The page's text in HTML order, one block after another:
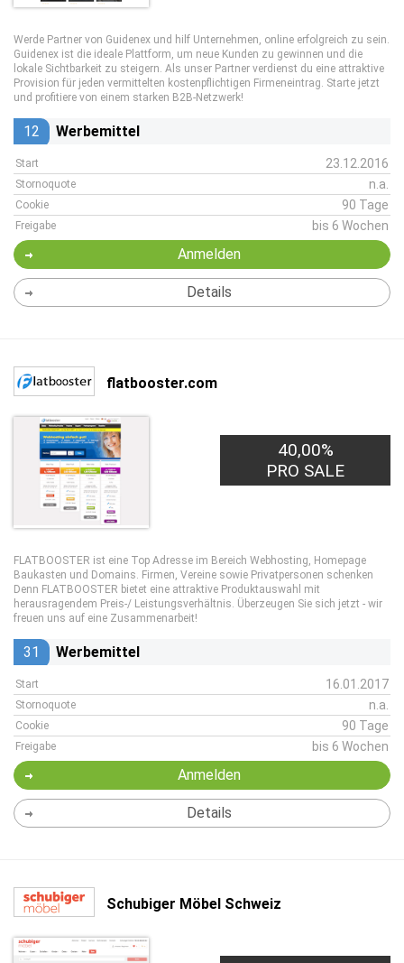
Werde Partner von Guidenex und hilf Unternehmen, online erfolgreich zu sein.
Guidenex ist die ideale Plattform, um neue Kunden zu gewinnen und die
lokale Sichtbarkeit zu steigern. Als unser Partner verdienst du eine attraktive
Provision für jeden vermittelten kostenpflichtigen Firmeneintrag. Starte jetzt
und profitiere von einem starken B2B-Netzwerk!
12 Werbemittel
Start 23.12.2016
Stornoquote n.a.
Cookie 90 Tage
Freigabe bis 6 Wochen
Anmelden
Details
flatbooster.com
40,00%
PRO SALE
FLATBOOSTER ist eine Top Adresse im Bereich Webhosting, Homepage
Baukasten und Domains. Firmen, Vereine sowie Privatpersonen schenken
Denn FLATBOOSTER bietet eine attraktive Produktauswahl mit
herausragendem Preis-/ Leistungsverhältnis. Überzeugen Sie sich jetzt - wir
freuen uns auf eine Zusammenarbeit!
31 Werbemittel
Start 16.01.2017
Stornoquote n.a.
Cookie 90 Tage
Freigabe bis 6 Wochen
Anmelden
Details
Schubiger Möbel Schweiz